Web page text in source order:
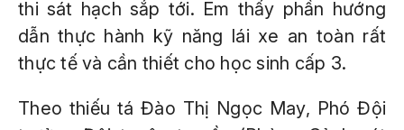
thi sát hạch sắp tới. Em thấy phần hướng
dẫn thực hành kỹ năng lái xe an toàn rất
thực tế và cần thiết cho học sinh cấp 3.
Theo thiếu tá Đào Thị Ngọc May, Phó Đội